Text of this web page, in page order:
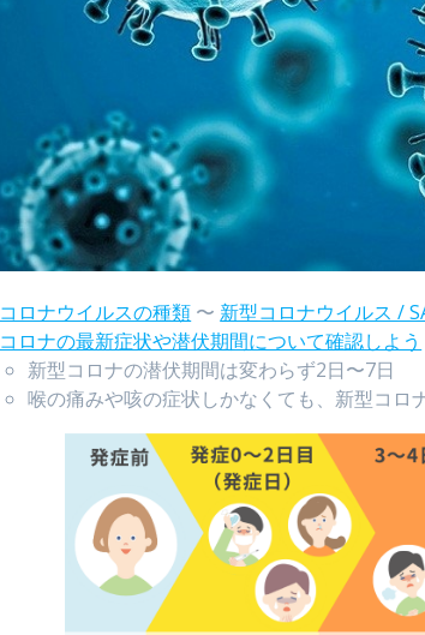
コロナウイルスの種類 〜 新型コロナウイルス /
コロナの最新症状や潜伏期間について確認しよう
新型コロナの潜伏期間は変わらず2日〜7日
喉の痛みや咳の症状しかなくても、新型コロ